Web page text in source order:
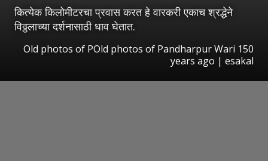
कित्येक किलोमीटरचा प्रवास करत हे वारकरी एकाच श्रद्धेने
विठ्ठलाच्या दर्शनासाठी धाव घेतात.
Old photos of POld photos of Pandharpur Wari 150
years ago | esakal